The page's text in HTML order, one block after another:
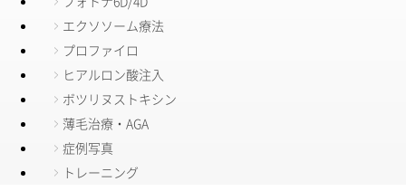
エクソソーム療法
プロファイロ
ヒアルロン酸注入
ボツリヌストキシン
薄毛治療・AGA
症例写真
トレーニング